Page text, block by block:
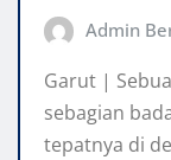
Admin
Garut |
sebagian
tepatnya di